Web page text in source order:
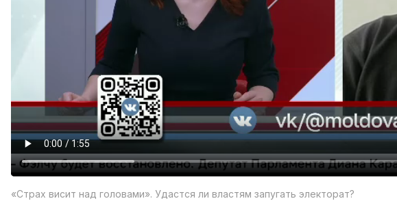
«Страх висит над головами». Удастся ли властям запугать электорат?